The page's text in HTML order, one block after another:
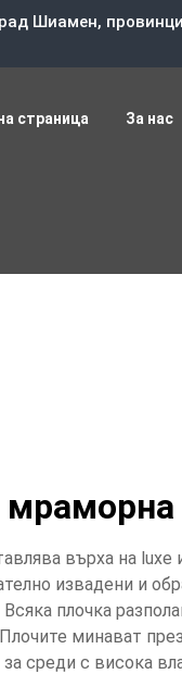
Шиамен,
страница За нас
мраморна
върха на
извадени и
плочка
минават
среди с висока